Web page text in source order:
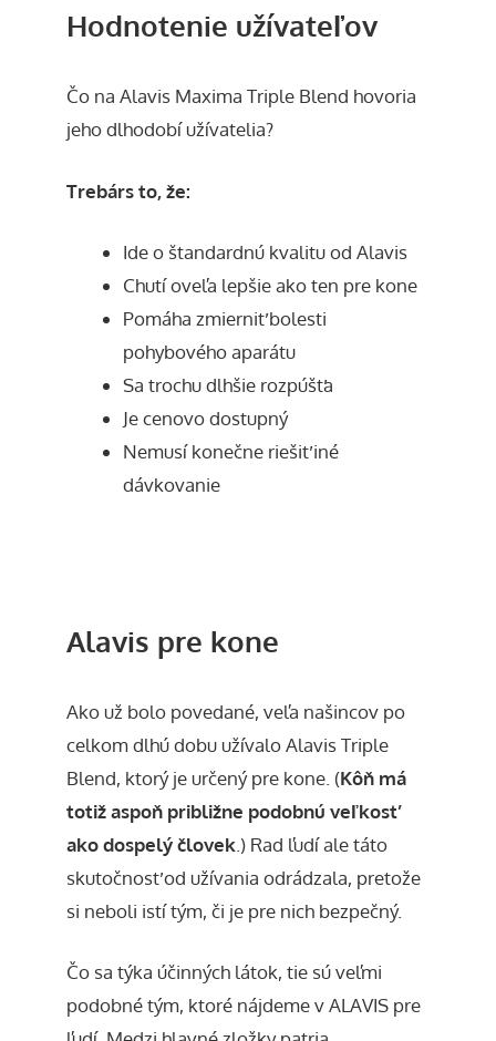
Hodnotenie užívateľov
Čo na Alavis Maxima Triple Blend hovoria
jeho dlhodobí užívatelia?
Trebárs to, že:
Ide o štandardnú kvalitu od Alavis
Chutí oveľa lepšie ako ten pre kone
Pomáha zmierniť bolesti
pohybového aparátu
Sa trochu dlhšie rozpúšťa
Je cenovo dostupný
Nemusí konečne riešiť iné
dávkovanie
Alavis pre kone
Ako už bolo povedané, veľa našincov po
celkom dlhú dobu užívalo Alavis Triple
Blend, ktorý je určený pre kone. (Kôň má
totiž aspoň približne podobnú veľkosť
ako dospelý človek.) Rad ľudí ale táto
skutočnosť od užívania odrádzala, pretože
si neboli istí tým, či je pre nich bezpečný.
Čo sa týka účinných látok, tie sú veľmi
podobné tým, ktoré nájdeme v ALAVIS pre